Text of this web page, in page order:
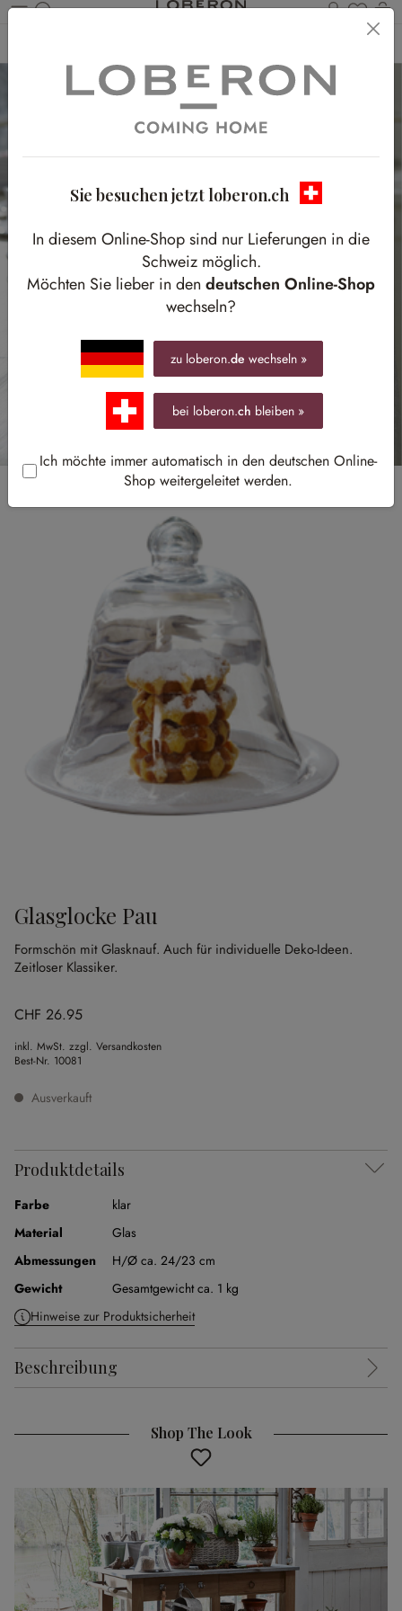
Du
Vorratsdosen & Glasglocken
Glasglocke Pau
Formschön mit Glasknauf. Auch für individuelle Deko-Ideen.
Zeitloser Klassiker.
CHF 26.95
inkl. MwSt. zzgl. Versandkosten
Best-Nr. 10081
Ausverkauft
Produktdetails
Farbe
klar
Material
Glas
Abmessungen
H/Ø ca. 24/23 cm
Gewicht
Gesamtgewicht ca. 1 kg
Hinweise zur Produktsicherheit
Beschreibung
Shop The Look
Sie besuchen jetzt loberon.ch
In diesem Online-Shop sind nur Lieferungen in die
Schweiz möglich.
Möchten Sie lieber in den deutschen Online-Shop
wechseln?
zu loberon.de wechseln »
bei loberon.ch bleiben »
Ich möchte immer automatisch in den deutschen Online-
Shop weitergeleitet werden.